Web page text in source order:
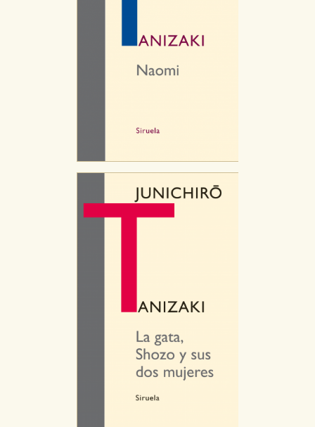
áreas de nuestra web dejen de funcionar
Cookies de rendimiento y analíticas
de navegación y optimizar el funcionamiento de
nuestro sitio web. Almacenan configuraciones de
almacenan directamente información personal sino
que se basan en la identificación única de su
GUARDAR CONFIGURACIÓN